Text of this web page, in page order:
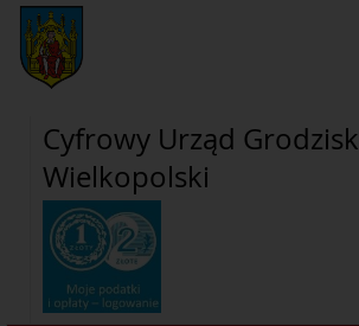
Cyfrowy Urząd Grodzisk
Wielkopolski